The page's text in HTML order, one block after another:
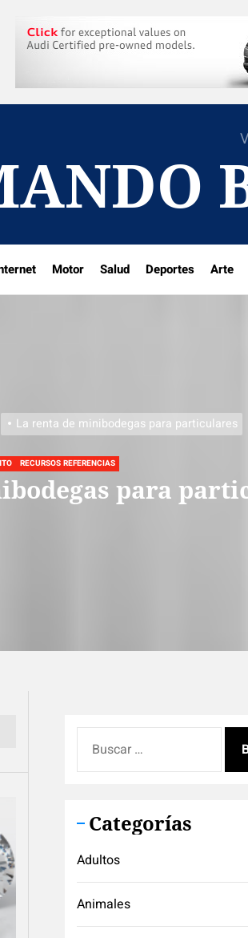
Motor Salud Deportes Arte
La renta de minibodegas para particulares
RECURSOS REFERENCIAS
para
Categorías
Adultos
Animales